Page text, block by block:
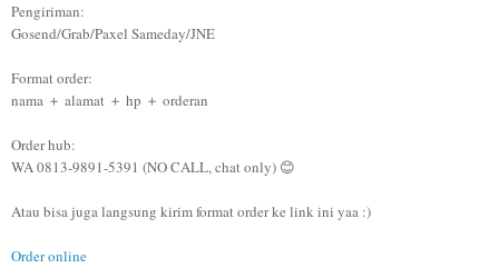
Pengiriman:
Gosend/Grab/Paxel Sameday/JNE
Format order:
nama ＋ alamat ＋ hp ＋ orderan
Order hub:
WA 0813-9891-5391 (NO CALL, chat only) 😊
Atau bisa juga langsung kirim format order ke link ini yaa :)
Order online